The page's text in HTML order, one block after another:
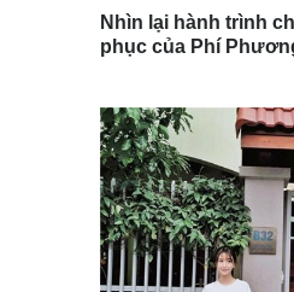
Nhìn lại hành trình
phục của Phí